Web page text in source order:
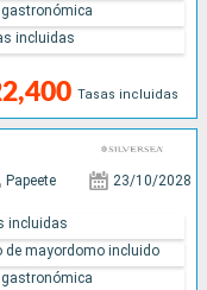
Tasas incluidas
incluidas
Papeete 23/10/2028
incluidas
de mayordomo incluido